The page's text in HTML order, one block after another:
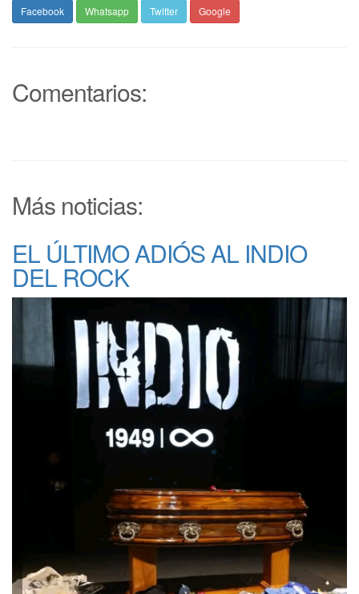
Facebook Whatsapp Twitter Google
Comentarios:
Más noticias:
EL ÚLTIMO ADIÓS AL INDIO
DEL ROCK